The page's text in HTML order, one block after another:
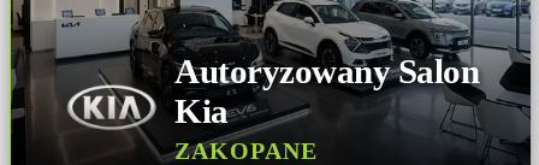
Autoryzowany Salon
Kia
ZAKOPANE